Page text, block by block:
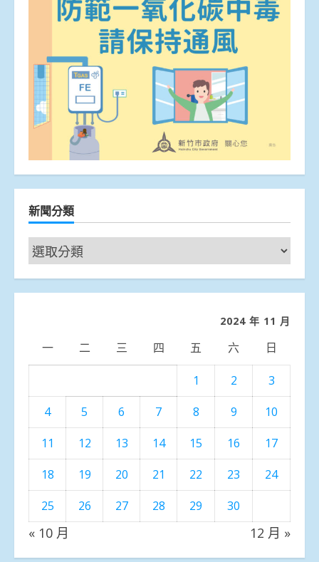
新聞分類
新
聞
分
2024 年 11 月
一 二 三 四 五 六 日
1 2
3
4
5 6 7 8 9
10
11
12 13 14 15 16
17
18
19 20 21 22 23
24
25
26 27 28 29 30
« 10 月 12 月 »